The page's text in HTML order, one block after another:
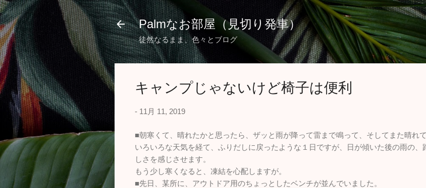
スキップしてメイン コンテンツに移動
Palmなお部屋（見切り発車）
徒然なるまま、色々とブログ
キャンプじゃないけど椅子は便利
- 11月 11, 2019
■朝寒くて、晴れたかと思ったら、ザッと雨が降って雷まで鳴って、そしてまた晴れ
いろいろな天気を経て、ふりだしに戻ったような１日ですが、日が傾いた後の雨の
しさを感じさせます。
もう少し寒くなると、凍結を心配しますが。
■先日、某所に、アウトドア用のちょっとしたベンチが並んでいました。